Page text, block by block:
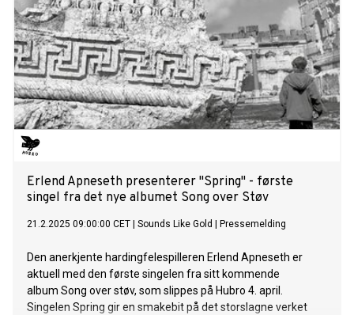
Erlend Apneseth presenterer "Spring" - første
singel fra det nye albumet Song over Støv
21.2.2025 09:00:00 CET Sounds Like Gold Pressemelding
Den anerkjente hardingfelespilleren Erlend Apneseth er
aktuell med den første singelen fra sitt kommende
album Song over støv, som slippes på Hubro 4. april.
Singelen Spring gir en smakebit på det storslagne verket